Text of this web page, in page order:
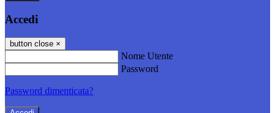
Accedi
button close ×
Nome Utente
Password
Password dimenticata?